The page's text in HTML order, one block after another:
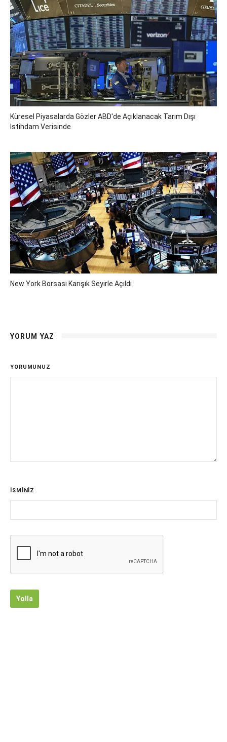
Küresel Piyasalarda Gözler ABD'de Açıklanacak Tarım Dışı
Istihdam Verisinde
New York Borsası Karışık Seyirle Açıldı
YORUM YAZ
YORUMUNUZ
İSMİNİZ
Yolla